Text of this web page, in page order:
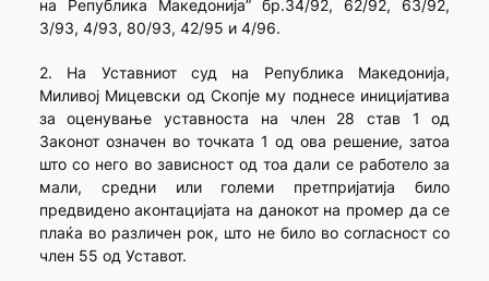
на Република Македонија” бр.34/92, 62/92, 63/92,
3/93, 4/93, 80/93, 42/95 и 4/96.
2. На Уставниот суд на Република Македонија,
Миливој Мицевски од Скопје му поднесе иницијатива
за оценување уставноста на член 28 став 1 од
Законот означен во точката 1 од ова решение, затоа
што со него во зависност од тоа дали се работело за
мали, средни или големи претпријатија било
предвидено аконтацијата на данокот на промер да се
плаќа во различен рок, што не било во согласност со
член 55 од Уставот.